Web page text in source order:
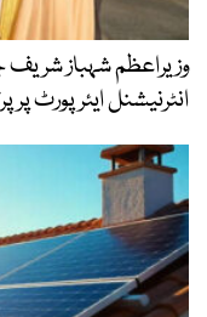
وزیراعظم شہباز
انٹرنیشنل ایئر پورٹ پر